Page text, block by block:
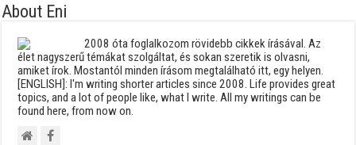
About Eni
2008 óta foglalkozom rövidebb cikkek írásával. Az
élet nagyszerű témákat szolgáltat, és sokan szeretik is olvasni,
amiket írok. Mostantól minden írásom megtalálható itt, egy helyen.
[ENGLISH]: I'm writing shorter articles since 2008. Life provides great
topics, and a lot of people like, what I write. All my writings can be
found here, from now on.